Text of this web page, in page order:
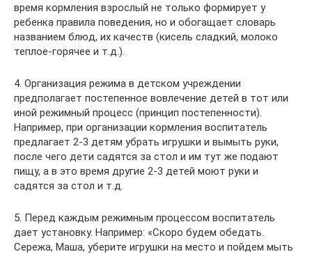
время кормления взрослый не только формирует у
ребенка правила поведения, но и обогащает словарь
названием блюд, их качеств (кисель сладкий, молоко
теплое-горячее и т.д.).
4. Организация режима в детском учреждении
предполагает постепенное вовлечение детей в тот или
иной режимный процесс (принцип постепенности).
Например, при организации кормления воспитатель
предлагает 2-3 детям убрать игрушки и вымыть руки,
после чего дети садятся за стол и им тут же подают
пищу, а в это время другие 2-3 детей моют руки и
садятся за стол и т.д.
5. Перед каждым режимным процессом воспитатель
дает установку. Например: «Скоро будем обедать.
Сережа, Маша, уберите игрушки на место и пойдем мыть